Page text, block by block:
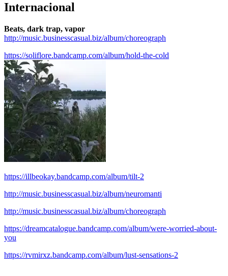
Internacional
Beats, dark trap, vapor
http://music.businesscasual.biz/album/choreograph
https://soliflore.bandcamp.com/album/hold-the-cold
https://illbeokay.bandcamp.com/album/tilt-2
http://music.businesscasual.biz/album/neuromanti
http://music.businesscasual.biz/album/choreograph
https://dreamcatalogue.bandcamp.com/album/were-worried-about-
you
https://rvmirxz.bandcamp.com/album/lust-sensations-2